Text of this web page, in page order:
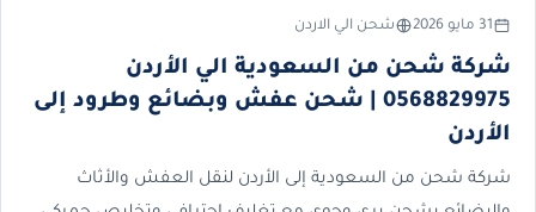
31 مايو 2026 شحن الي الاردن
شركة شحن من السعودية الي الأردن
0568829975 | شحن عفش وبضائع وطرود إلى
الأردن
شركة شحن من السعودية إلى الأردن لنقل العفش والأثاث